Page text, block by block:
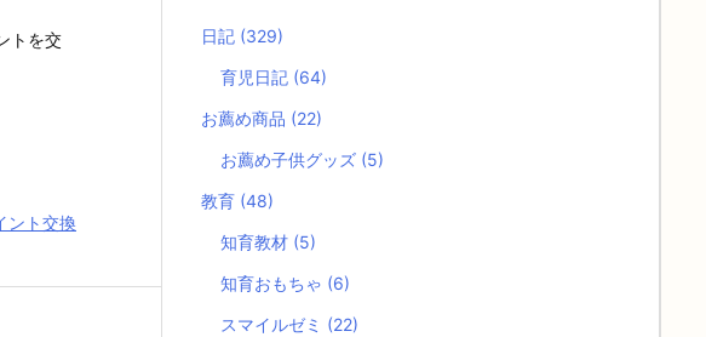
トを交
ント交換
日記 (329)
育児日記 (64)
お薦め商品 (22)
お薦め子供グッズ (5)
教育 (48)
知育教材 (5)
知育おもちゃ (6)
スマイルゼミ (22)